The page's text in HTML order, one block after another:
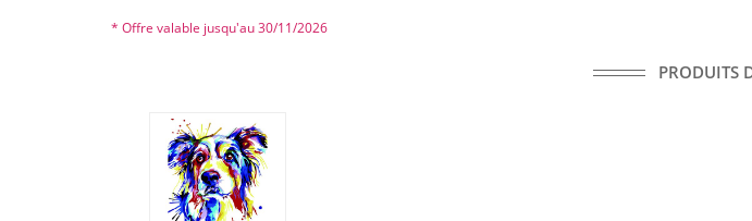
* Offre valable jusqu'au 30/11/2026
PRODUITS